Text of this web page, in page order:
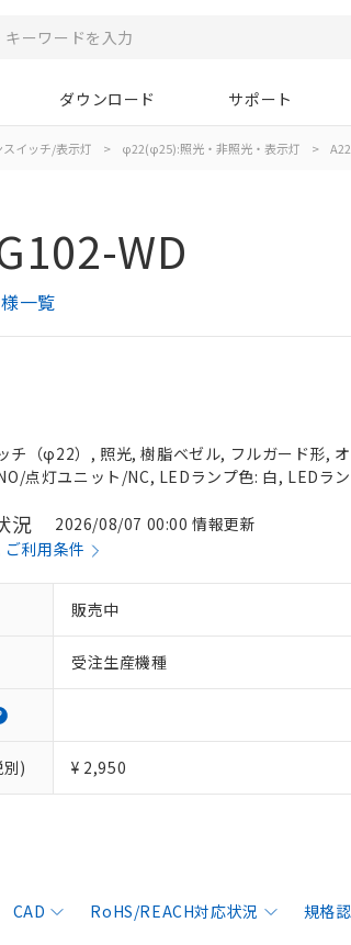
ダウンロード サポート
イッチ/表示灯 > φ22(φ25):照光・非照光・表示灯 >
WD
一覧
チ（φ22）, 照光, 樹脂ベゼル, フルガード形,
点灯ユニット/NC, LEDランプ色: 白, LEDラ
況
2026/08/07 00:00 情報更新
利用条件
販売中
受注生産機種
) ¥ 2,950
CAD RoHS/REACH対応状況 規格